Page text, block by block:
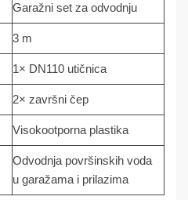
Garažni set za odvodnju
3 m
1× DN110 utičnica
2× završni čep
Visokootporna plastika
Odvodnja površinskih voda
u garažama i prilazima